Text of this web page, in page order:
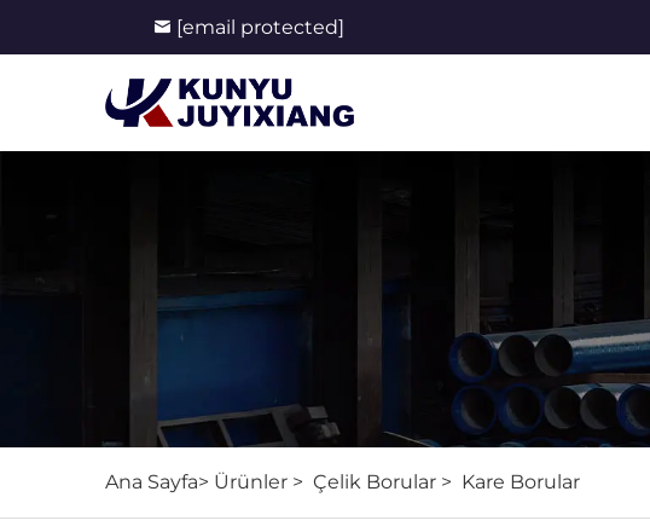
[email protected]
Ana Sayfa> Ürünler > Çelik Borular > Kare Borular